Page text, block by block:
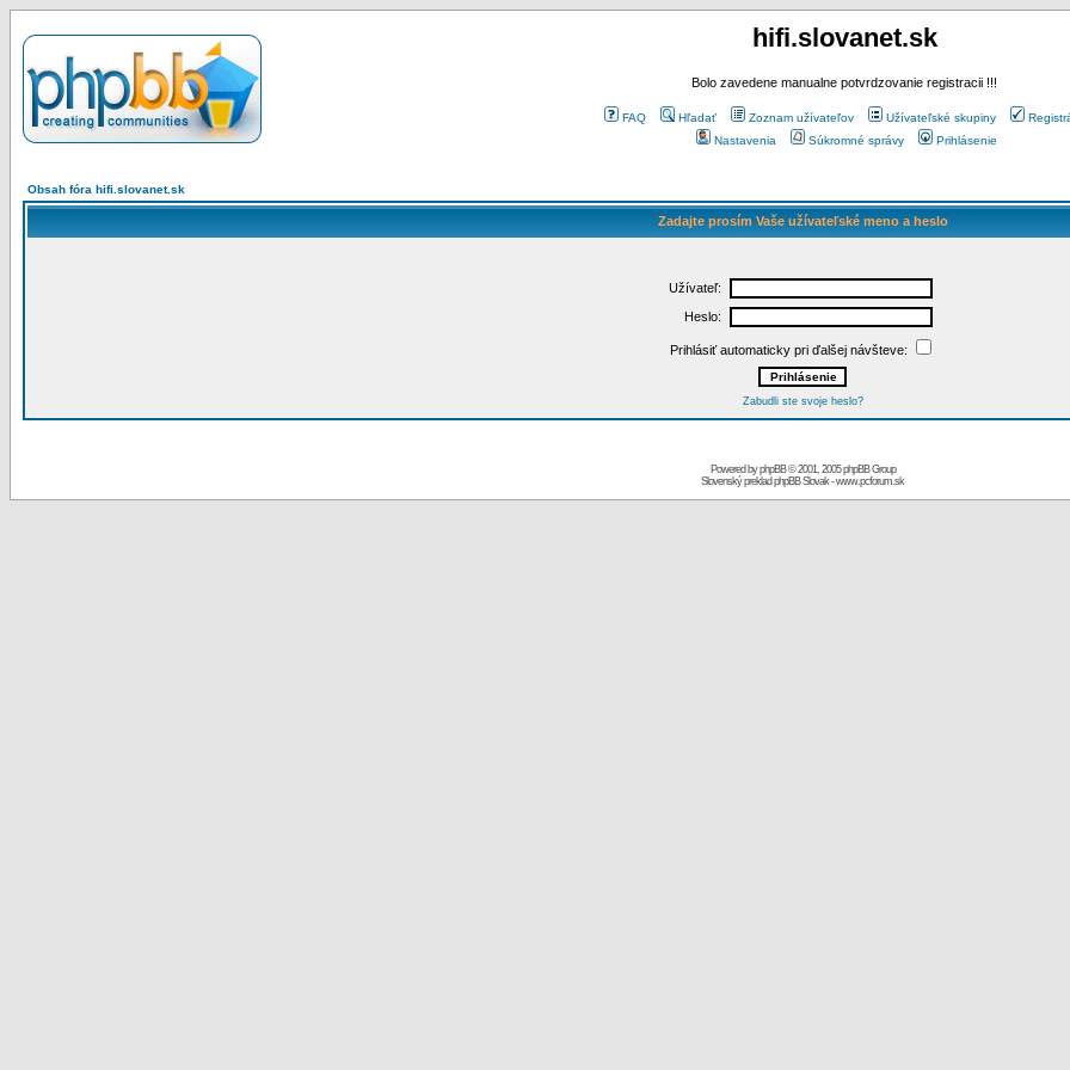
hifi.slovanet.sk
Bolo zavedene manualne potvrdzovanie registracii !!!
FAQ Hľadať Zoznam užívateľov Užívateľské skupiny
Nastavenia
Súkromné správy Prihlásenie
Obsah fóra hifi.slovanet.sk
Zadajte prosím Vaše užívateľské meno a heslo
Užívateľ:
Heslo:
Prihlásiť automaticky pri ďalšej návšteve:
Zabudli ste svoje heslo?
Powered byphpBB© 2001, 2005 phpBB Group
Slovenský preklad phpBB Slovak-www.pcforum.sk